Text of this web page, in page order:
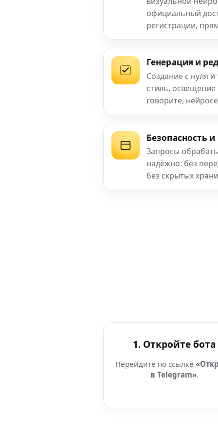
официальный
регистрации,
Генерация и
Создание с нуля
стиль,
говорите,
Безопасность
Запросы
надёжно: без
без скрытых
1. Откройте бота
Перейдите по ссылке
в Telegram».